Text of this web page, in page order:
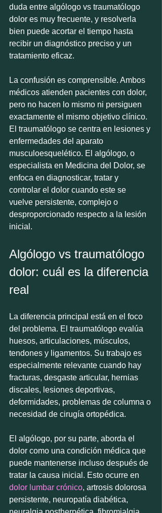
duda entre algólogo vs traumatólogo
dolor es muy frecuente, y resolverla
bien puede acortar el tiempo hasta
recibir un diagnóstico preciso y un
tratamiento eficaz.
La confusión es comprensible. Ambos
médicos atienden pacientes con dolor,
pero no hacen lo mismo ni persiguen
exactamente el mismo objetivo clínico.
El traumatólogo se centra en lesiones y
enfermedades del aparato
musculoesquelético. El algólogo, o
especialista en Medicina del Dolor, se
enfoca en diagnosticar, tratar y
controlar el dolor cuando este se
vuelve persistente, complejo o
desproporcionado respecto a la lesión
inicial.
Algólogo vs traumatólogo
dolor: cuál es la diferencia
real
La diferencia principal está en el foco
del problema. El traumatólogo evalúa
huesos, articulaciones, músculos,
tendones y ligamentos. Su trabajo es
especialmente relevante cuando hay
fracturas, desgaste articular, hernias
discales, lesiones deportivas,
deformidades, problemas de columna o
necesidad de cirugía ortopédica.
El algólogo, por su parte, aborda el
dolor como una condición médica que
puede mantenerse incluso después de
tratar la causa inicial. Esto ocurre en
dolor lumbar crónico, artrosis dolorosa
persistente, neuropatía diabética,